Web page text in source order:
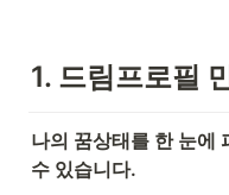
1. 드림프로필
나의 꿈상태를 한 눈에
수 있습니다.